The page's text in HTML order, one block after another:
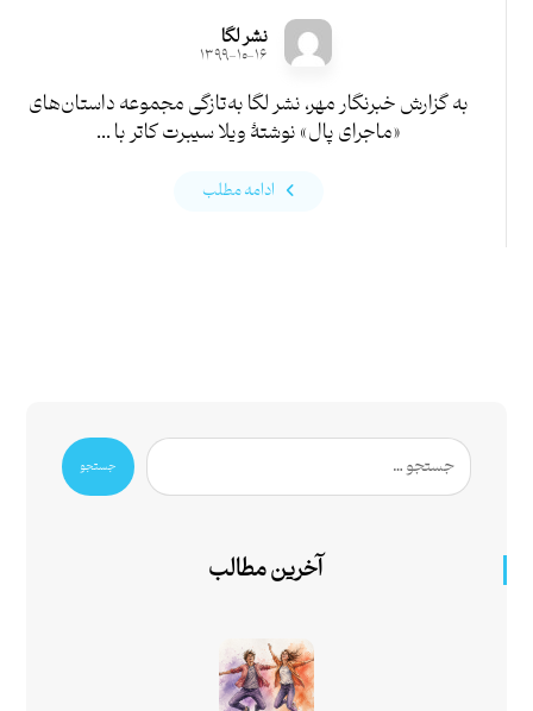
نشر لگا
۱۳۹۹-۱۰-۱۶
به گزارش خبرنگار مهر، نشر لگا به‌تازگی مجموعه داستان‌های
«ماجرای پال» نوشتۀ ویلا سیبرت کاتر با ...
ادامه مطلب
جستجو
آخرین مطالب